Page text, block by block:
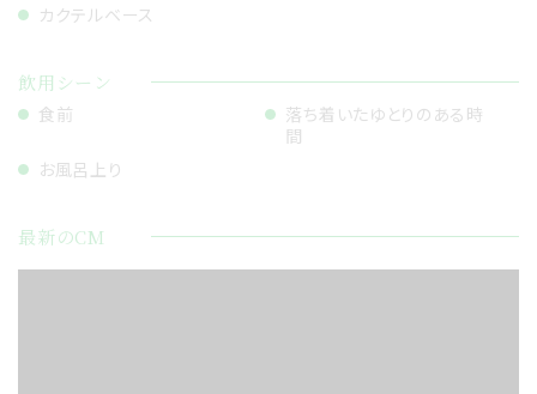
カクテルベース
飲用シーン
食前
落ち着いたゆとりのある時
間
お風呂上り
最新のCM